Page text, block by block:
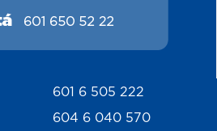
601 6 505 222
604 6 040 570